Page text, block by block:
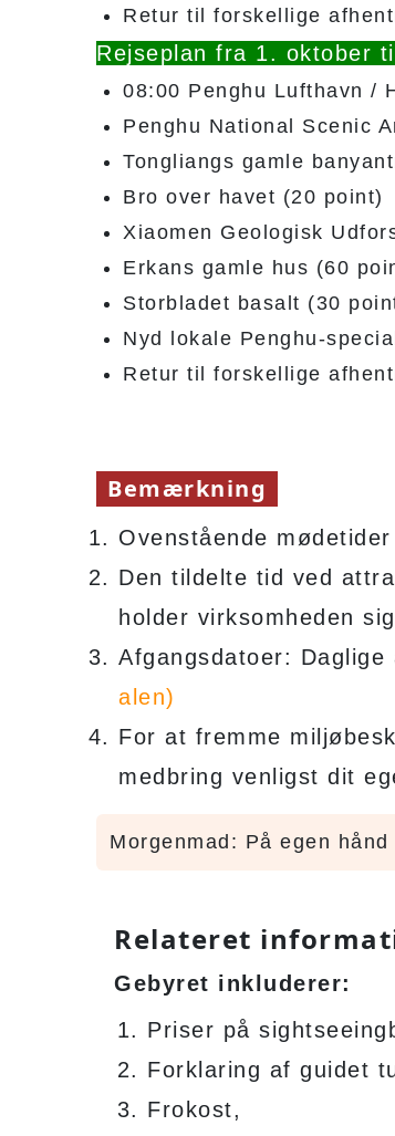
Retur til forskellige
Rejseplan fra 1. oktober
08:00 Penghu Lufthavn /
Penghu National Scenic
Tongliangs gamle
Bro over havet (20 point)
Xiaomen Geologisk
Erkans gamle hus (60
Storbladet basalt (30
Nyd lokale Penghu-
Retur til forskellige
Bemærkning
Ovenstående
Den tildelte tid ved
holder virksomheden
Afgangsdatoer: Daglige
alen)
For at fremme
medbring venligst dit
Morgenmad: På egen
Relateret
Gebyret inkluderer:
Priser på
Forklaring af guidet
Frokost,